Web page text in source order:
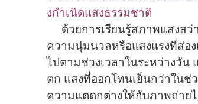
งกำเนิดแสงธรรมชาติ
ด้วยการเรียนรู้สภาพแสงสว่
ความนุ่มนวลหรือแสงแรงที่ส่อง
ไปตามช่วงเวลาในระหว่างวั
ตก แสงที่ออกโทนเย็นกว่าในช่
ความแตด​กต่างให้กับภาพถ่าย